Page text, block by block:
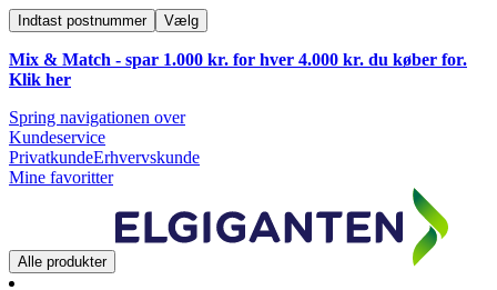
Indtast postnummer Vælg
Mix & Match - spar 1.000 kr. for hver 4.000 kr. du køber for.
Klik her
Spring navigationen over
Kundeservice
PrivatkundeErhvervskunde
Mine favoritter
Alle produkter